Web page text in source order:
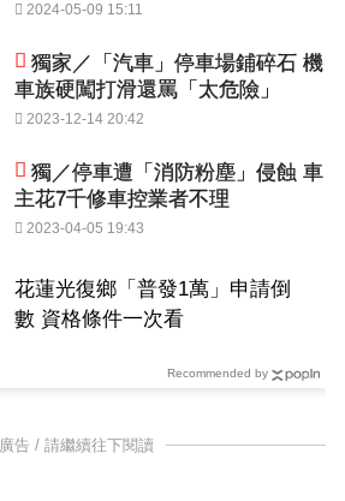
2024-05-09 15:11
獨家／「汽車」停車場鋪碎石 機
車族硬闖打滑還罵「太危險」
2023-12-14 20:42
獨／停車遭「消防粉塵」侵蝕 車
主花7千修車控業者不理
2023-04-05 19:43
花蓮光復鄉「普發1萬」申請倒
數 資格條件一次看
Recommended by
廣告 / 請繼續往下閱讀